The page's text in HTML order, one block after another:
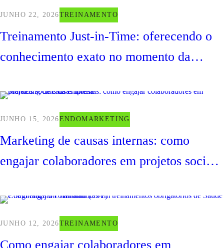
JUNHO 22, 2026TREINAMENTO
Treinamento Just-in-Time: oferecendo o
conhecimento exato no momento da
JUNHO 15, 2026ENDOMARKETING
Marketing de causas internas: como
engajar colaboradores em projetos sociais
JUNHO 12, 2026TREINAMENTO
Como engajar colaboradores em